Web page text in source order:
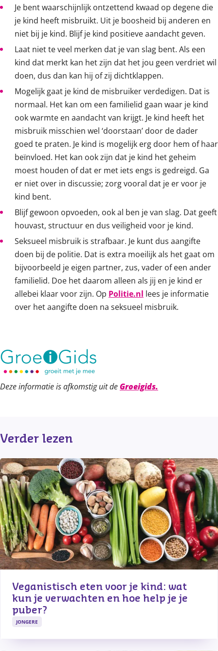
Je bent waarschijnlijk ontzettend kwaad op degene die
je kind heeft misbruikt. Uit je boosheid bij anderen en
niet bij je kind. Blijf je kind positieve aandacht geven.
Laat niet te veel merken dat je van slag bent. Als een
kind dat merkt kan het zijn dat het jou geen verdriet wil
doen, dus dan kan hij of zij dichtklappen.
Mogelijk gaat je kind de misbruiker verdedigen. Dat is
normaal. Het kan om een familielid gaan waar je kind
ook warmte en aandacht van krijgt. Je kind heeft het
misbruik misschien wel ‘doorstaan’ door de dader
goed te praten. Je kind is mogelijk erg door hem of haar
beïnvloed. Het kan ook zijn dat je kind het geheim
moest houden of dat er met iets engs is gedreigd. Ga
er niet over in discussie; zorg vooral dat je er voor je
kind bent.
Blijf gewoon opvoeden, ook al ben je van slag. Dat geeft
houvast, structuur en dus veiligheid voor je kind.
Seksueel misbruik is strafbaar. Je kunt dus aangifte
doen bij de politie. Dat is extra moeilijk als het gaat om
bijvoorbeeld je eigen partner, zus, vader of een ander
familielid. Doe het daarom alleen als jij en je kind er
allebei klaar voor zijn. Op Politie.nl lees je informatie
over het aangifte doen na seksueel misbruik.
Deze informatie is afkomstig uit deGroeigids.
Verder lezen
Veganistisch eten voor je kind: wat
kun je verwachten en hoe help je je
puber?
JONGERE